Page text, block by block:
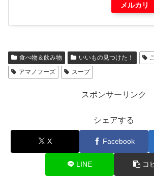
メルカリ
食べ物＆飲み物 いいもの見つけた！
アマノフーズ
スープ
スポンサーリンク
シェアする
X Facebook
LINE コ